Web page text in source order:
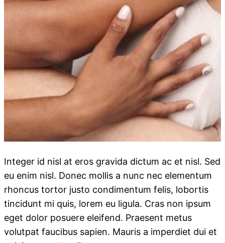
Integer id nisl at eros gravida dictum ac et nisl. Sed
eu enim nisl. Donec mollis a nunc nec elementum
rhoncus tortor justo condimentum felis, lobortis
tincidunt mi quis, lorem eu ligula. Cras non ipsum
eget dolor posuere eleifend. Praesent metus
volutpat faucibus sapien. Mauris a imperdiet dui et